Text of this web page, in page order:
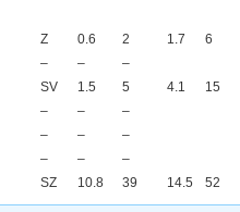
Z 0.6 2 1.7
6
– –
–
SV 1.5 5 4.1
15
– –
–
– –
–
– –
–
SZ 10.8 39 14.5 52